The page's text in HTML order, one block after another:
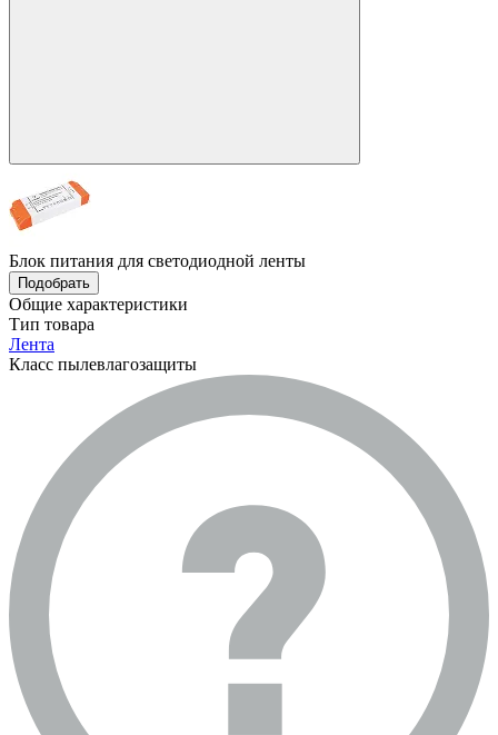
Блок питания для светодиодной ленты
Подобрать
Общие характеристики
Тип товара
Лента
Класс пылевлагозащиты